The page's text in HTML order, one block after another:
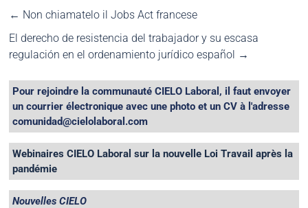
← Non chiamatelo il Jobs Act francese
El derecho de resistencia del trabajador y su escasa
regulación en el ordenamiento jurídico español →
Pour rejoindre la communauté CIELO Laboral, il faut envoyer
un courrier électronique avec une photo et un CV à l'adresse
comunidad@cielolaboral.com
Webinaires CIELO Laboral sur la nouvelle Loi Travail après la
pandémie
Nouvelles CIELO